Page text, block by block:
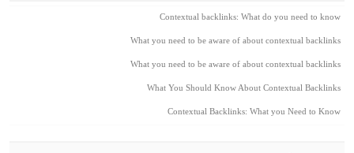
Contextual backlinks: What do you need to know
What you need to be aware of about contextual backlinks
What you need to be aware of about contextual backlinks
What You Should Know About Contextual Backlinks
Contextual Backlinks: What you Need to Know